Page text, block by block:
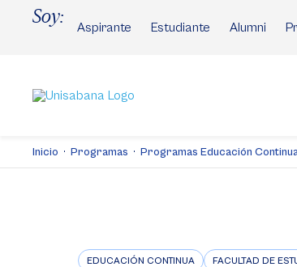
Soy:
Aspirante Estudiante Alumni
Inicio Programas Programas Educación
EDUCACIÓN CONTINUA FACULTAD DE